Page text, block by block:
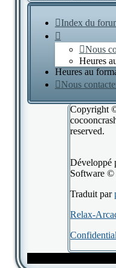
Index du
Nous
Heures
Heures au
Nous
Copyright
reserved.
Développé
Software
Traduit par
Relax-